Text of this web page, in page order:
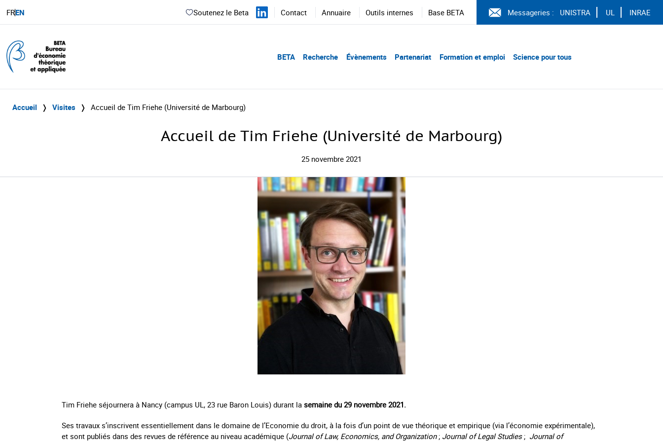
FREN Soutenez le Beta Contact Annuaire Outils internes Base BETA Messageries : UNISTRA UL INRAE
BETA Recherche Évènements Partenariat Formation et emploi Science pour tous
Accueil ❭ Visites ❭ Accueil de Tim Friehe (Université de Marbourg)
Accueil de Tim Friehe (Université de Marbourg)
25 novembre 2021
Tim Friehe séjournera à Nancy (campus UL, 23 rue Baron Louis) durant la semaine du 29 novembre 2021.
Ses travaux s’inscrivent essentiellement dans le domaine de l’Economie du droit, à la fois d’un point de vue théorique et empirique (via l’économie expérimentale),
et sont publiés dans des revues de référence au niveau académique (Journal of Law, Economics, and Organization; Journal of Legal Studies; Journal of